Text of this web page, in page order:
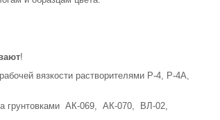
!
вязкости растворителями Р-4, Р-4А,
грунтовками АК-069, АК-070, ВЛ-02,